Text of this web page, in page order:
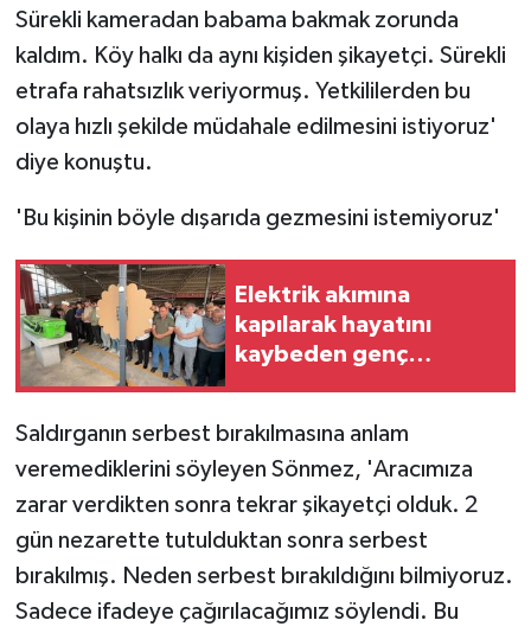
Sürekli kameradan babama bakmak zorunda
kaldım. Köy halkı da aynı kişiden şikayetçi. Sürekli
etrafa rahatsızlık veriyormuş. Yetkililerden bu
olaya hızlı şekilde müdahale edilmesini istiyoruz'
diye konuştu.
'Bu kişinin böyle dışarıda gezmesini istemiyoruz'
Elektrik akımına
kapılarak hayatını
kaybeden genç
Saldırganın serbest bırakılmasına anlam
veremediklerini söyleyen Sönmez, 'Aracımıza
zarar verdikten sonra tekrar şikayetçi olduk. 2
gün nezarette tutulduktan sonra serbest
bırakılmış. Neden serbest bırakıldığını bilmiyoruz.
Sadece ifadeye çağırılacağımız söylendi. Bu